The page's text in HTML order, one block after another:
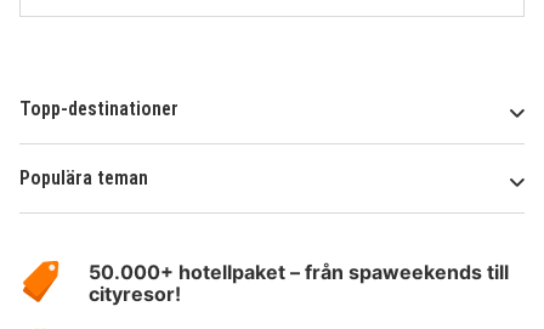
Topp-destinationer
Populära teman
HotelSpecials50.000+ hotellpaket – från spaweekends till
cityresor!